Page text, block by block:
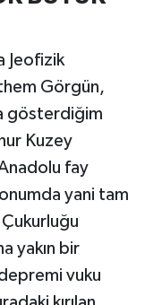
Jeofizik
Görgün,
gösterdiğim
Kuzey
fay
yani tam
yakın bir
vuku